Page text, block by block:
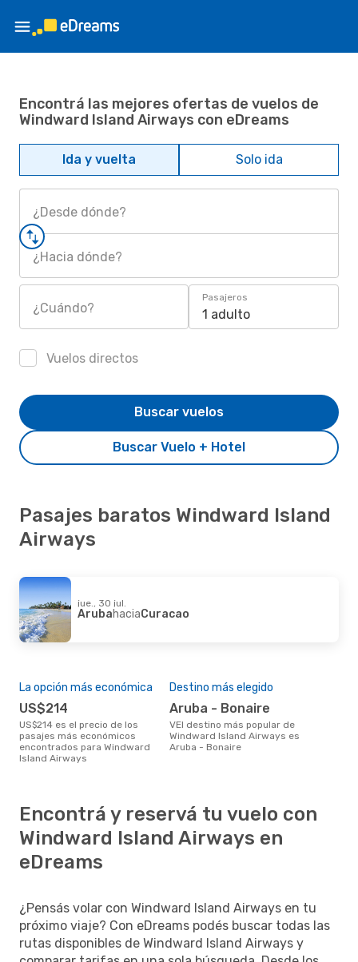
Encontrá las mejores ofertas de vuelos de
Windward Island Airways con eDreams
Ida y vuelta Solo ida
¿Desde dónde?
¿Hacia dónde?
¿Cuándo?
Pasajeros
1 adulto
Vuelos directos
Buscar Vuelo + Hotel
Buscar vuelos
Pasajes baratos Windward Island
Airways
jue., 30 jul.
ArubahaciaCuracao
La opción más económica
US$214
US$214 es el precio de los
pasajes más económicos
encontrados para Windward
Island Airways
Destino más elegido
Aruba - Bonaire
vEl destino más popular de
Windward Island Airways es
Aruba - Bonaire
Encontrá y reservá tu vuelo con
Windward Island Airways en
eDreams
¿Pensás volar con Windward Island Airways en tu
próximo viaje? Con eDreams podés buscar todas las
rutas disponibles de Windward Island Airways y